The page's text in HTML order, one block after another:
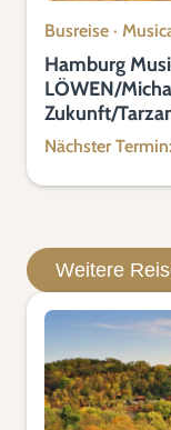
Busreise ·
Hamburg
LÖWEN/
Zukunft/
Nächster
Weitere